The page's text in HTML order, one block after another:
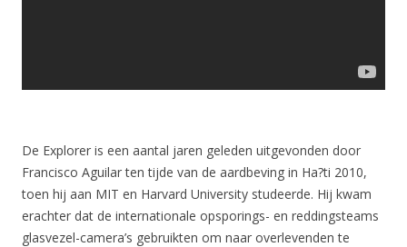
De Explorer is een aantal jaren geleden uitgevonden door
Francisco Aguilar ten tijde van de aardbeving in Ha?ti 2010,
toen hij aan MIT en Harvard University studeerde. Hij kwam
erachter dat de internationale opsporings- en reddingsteams
glasvezel-camera’s gebruikten om naar overlevenden te